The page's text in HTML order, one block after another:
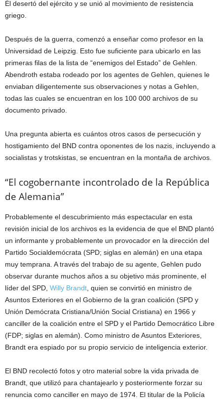
Él desertó del ejército y se unió al movimiento de resistencia
griego.
Después de la guerra, comenzó a enseñar como profesor en la
Universidad de Leipzig. Esto fue suficiente para ubicarlo en las
primeras filas de la lista de “enemigos del Estado” de Gehlen.
Abendroth estaba rodeado por los agentes de Gehlen, quienes le
enviaban diligentemente sus observaciones y notas a Gehlen,
todas las cuales se encuentran en los 100 000 archivos de su
documento privado.
Una pregunta abierta es cuántos otros casos de persecución y
hostigamiento del BND contra oponentes de los nazis, incluyendo a
socialistas y trotskistas, se encuentran en la montaña de archivos.
“El cogobernante incontrolado de la República
de Alemania”
Probablemente el descubrimiento más espectacular en esta
revisión inicial de los archivos es la evidencia de que el BND plantó
un informante y probablemente un provocador en la dirección del
Partido Socialdemócrata (SPD; siglas en alemán) en una etapa
muy temprana. A través del trabajo de su agente, Gehlen pudo
observar durante muchos años a su objetivo más prominente, el
líder del SPD, Willy Brandt , quien se convirtió en ministro de
Asuntos Exteriores en el Gobierno de la gran coalición (SPD y
Unión Demócrata Cristiana/Unión Social Cristiana) en 1966 y
canciller de la coalición entre el SPD y el Partido Democrático Libre
(FDP; siglas en alemán). Como ministro de Asuntos Exteriores,
Brandt era espiado por su propio servicio de inteligencia exterior.
El BND recolectó fotos y otro material sobre la vida privada de
Brandt, que utilizó para chantajearlo y posteriormente forzar su
renuncia como canciller en mayo de 1974. El titular de la Policía